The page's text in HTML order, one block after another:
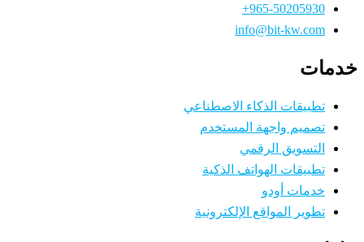
965-50205930+
info@bit-kw.com
خدمات
تطبيقات الذكاء الاصطناعي
تصميم واجهة المستخدم
التسويق الرقمي
تطبيقات الهواتف الذكية
خدمات أودو
تطوير المواقع الإلكترونية